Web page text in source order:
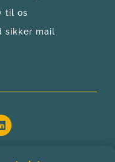
til os
sikker mail
Centret